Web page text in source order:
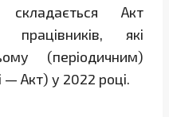
складається Акт
працівників, які
(періодичним)
Акт) у 2022 році.